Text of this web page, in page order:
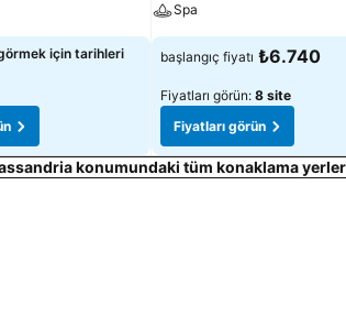
için tarihleri
Spa
başlangıç fiyatı ₺6.740
Fiyatları görün: 8 site
Fiyatları görün
konumundaki tüm konaklama